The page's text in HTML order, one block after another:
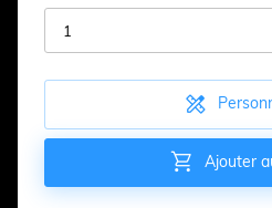

 Ajouter